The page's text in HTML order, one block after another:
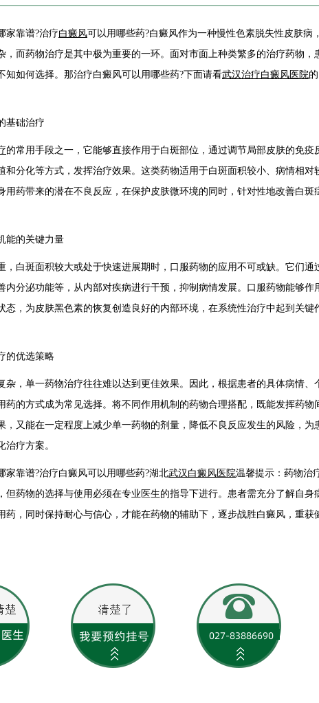
家靠谱?治疗白癜风可以用哪些药?白癜风作为一种慢性色素脱失性皮肤病，
，而药物治疗是其中极为重要的一环。面对市面上种类繁多的治疗药物，
知如何选择。那治疗白癜风可以用哪些药?下面请看武汉治疗白癜风医院的
础治疗
的常用手段之一，它能够直接作用于白斑部位，通过调节局部皮肤的免疫
和分化等方式，发挥治疗效果。这类药物适用于白斑面积较小、病情相对
用药带来的潜在不良反应，在保护皮肤微环境的同时，针对性地改善白斑
的关键力量
白斑面积较大或处于快速进展期时，口服药物的应用不可或缺。它们通
内分泌功能等，从内部对疾病进行干预，抑制病情发展。口服药物能够作
态，为皮肤黑色素的恢复创造良好的内部环境，在系统性治疗中起到关键
优选策略
，单一药物治疗往往难以达到更佳效果。因此，根据患者的具体病情、
药的方式成为常见选择。将不同作用机制的药物合理搭配，既能发挥药物
，又能在一定程度上减少单一药物的剂量，降低不良反应发生的风险，为
治疗方案。
靠谱?治疗白癜风可以用哪些药?湖北武汉白癜风医院温馨提示：药物治
但药物的选择与使用必须在专业医生的指导下进行。患者需充分了解自身
药，同时保持耐心与信心，才能在药物的辅助下，逐步战胜白癜风，重获